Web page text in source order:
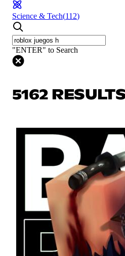
Science & Tech(112)
"ENTER" to Search
5162